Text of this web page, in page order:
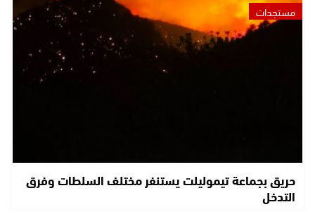
مستجدات
حريق بجماعة تيموليلت يستنفر مختلف السلطات وفرق
التدخل